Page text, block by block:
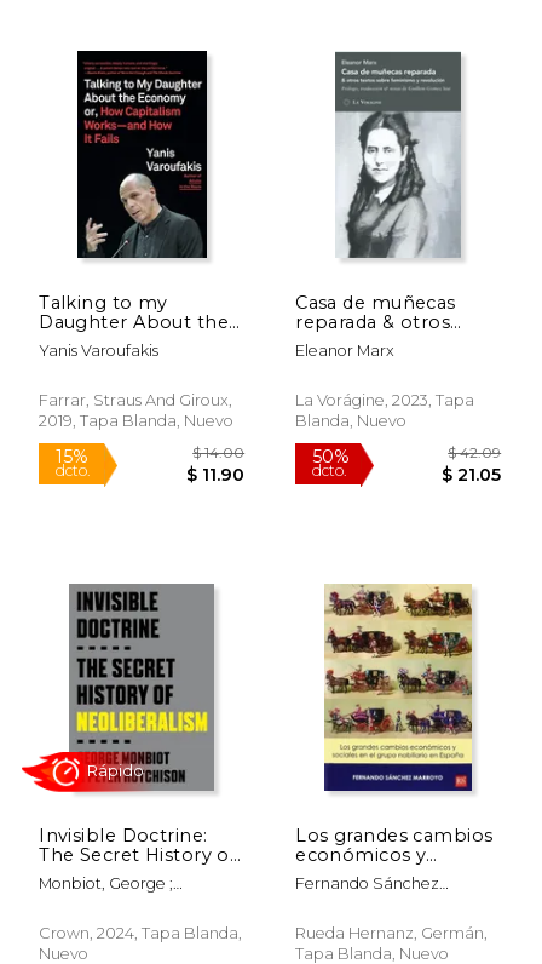
50% 50%
dcto.
Talking to my
Daughter About the
Economy: Or, how
Capitalism Works--
Inglés)
Yanis Varoufakis
Farrar, Straus And Giroux,
2019, Tapa Blanda, Nuevo
15%
dcto.
Casa de muñecas
reparada & otros
textos sobre
feminismo y
Eleanor Marx
La Vorágine, 2023, Tapa
Blanda, Nuevo
50%
dcto.
Invisible Doctrine:
The Secret History of
Neoliberalism (en
Inglés)
Monbiot, George ;
Crown, 2024, Tapa Blanda,
Nuevo
Los grandes cambios
económicos y
sociales en el grupo
nobiliario en España :
dinámica de
mediados del siglo
Fernando Sánchez
Rueda Hernanz, Germán,
Tapa Blanda, Nuevo